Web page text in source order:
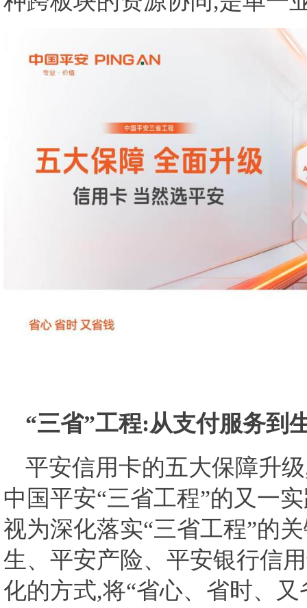
“三省”工程:从支付服务到
平安信用卡的五大保障升
中国平安“三省工程”的又一
视为深化落实“三省工程”的
生、平安产险、平安银行信
化的方式,将“省心、省时、